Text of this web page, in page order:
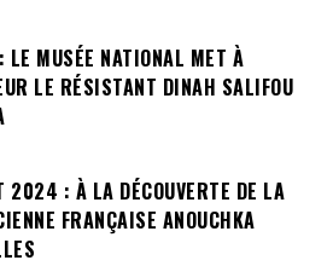
LE MUSÉE NATIONAL MET À
LE RÉSISTANT DINAH SALIFOU
2024 : À LA DÉCOUVERTE DE LA
FRANÇAISE ANOUCHKA